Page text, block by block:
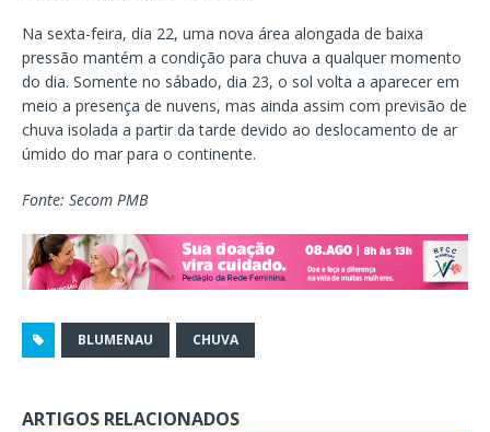
Na sexta-feira, dia 22, uma nova área alongada de baixa
pressão mantém a condição para chuva a qualquer momento
do dia. Somente no sábado, dia 23, o sol volta a aparecer em
meio a presença de nuvens, mas ainda assim com previsão de
chuva isolada a partir da tarde devido ao deslocamento de ar
úmido do mar para o continente.
Fonte: Secom PMB
BLUMENAU CHUVA
ARTIGOS RELACIONADOS